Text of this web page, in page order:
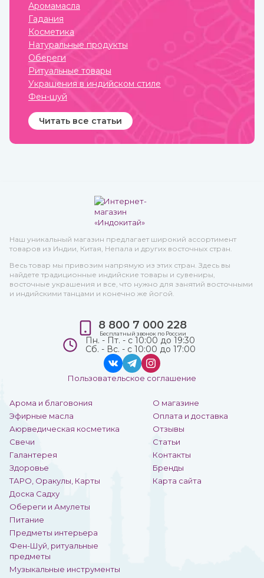
Аромамасла
Гадания
Косметика
Натуральные продукты
Обереги
Ритуальные товары
Украшения в индийском стиле
Фен-шуй
Читать все статьи
Наш уникальный магазин предлагает широкий ассортимент
товаров из Индии, Китая, Непала и других восточных стран.
Весь товар мы привозим напрямую из этих стран. Здесь вы
найдете традиционные индийские товары и сувениры,
восточные украшения и все, что нужно для занятий восточными
и индийскими танцами и конечно же йогой.
Арома и благовония
Эфирные масла
Аюрведическая косметика
Свечи
Галантерея
Здоровье
ТАРО, Оракулы, Карты
Доска Садху
Обереги и Амулеты
Питание
Предметы интерьера
Фен-Шуй, ритуальные
предметы
Музыкальные инструменты
О магазине
Оплата и доставка
Отзывы
Статьи
Контакты
Бренды
Карта сайта
8 800 7 000 228
Бесплатный звонок по России
Пн. - Пт. - с 10:00 до 19:30
Сб. - Вс. - с 10:00 до 17:00
Пользовательское соглашение